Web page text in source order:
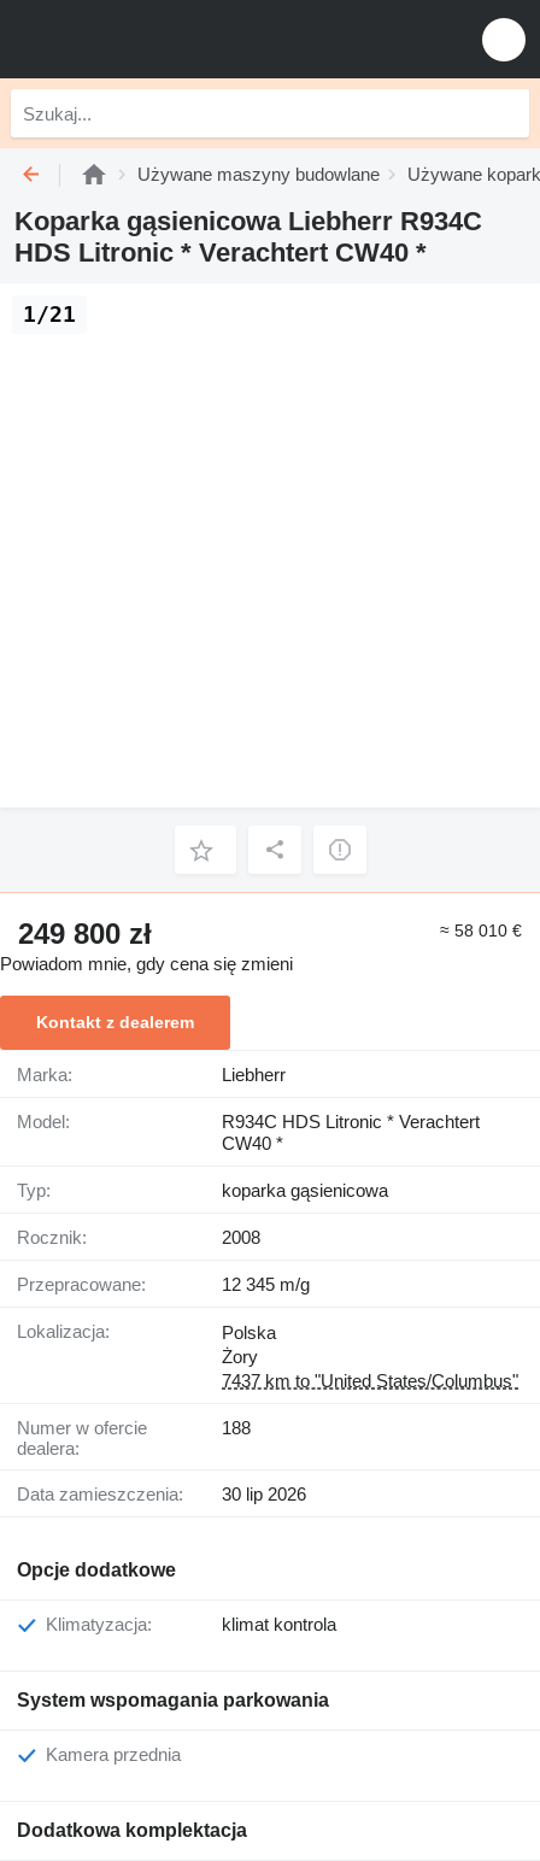
Używane maszyny budowlane Używane
Koparka gąsienicowa Liebherr R934C
HDS Litronic * Verachtert CW40 *
1/21
249 800 zł ≈ 58 010 €
Powiadom mnie, gdy cena się zmieni
Kontakt z dealerem
Marka: Liebherr
Model:
R934C HDS Litronic * Verachtert
CW40 *
Typ: koparka gąsienicowa
Rocznik: 2008
Przepracowane: 12 345 m/g
Lokalizacja:
Polska
Żory
7437 km to "United States/Columbus"
Numer w ofercie
dealera:
188
Data zamieszczenia: 30 lip 2026
Opcje dodatkowe
Klimatyzacja: klimat kontrola
System wspomagania parkowania
Kamera przednia
Dodatkowa komplektacja